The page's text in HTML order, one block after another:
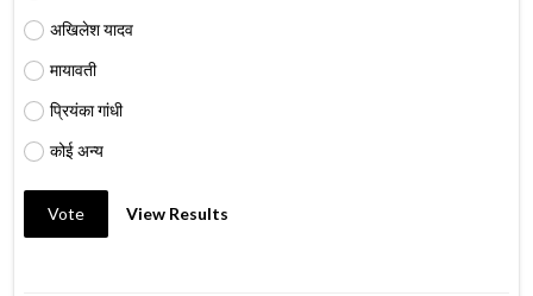
अखिलेश यादव
मायावती
प्रियंका गांधी
कोई अन्य
Vote View Results